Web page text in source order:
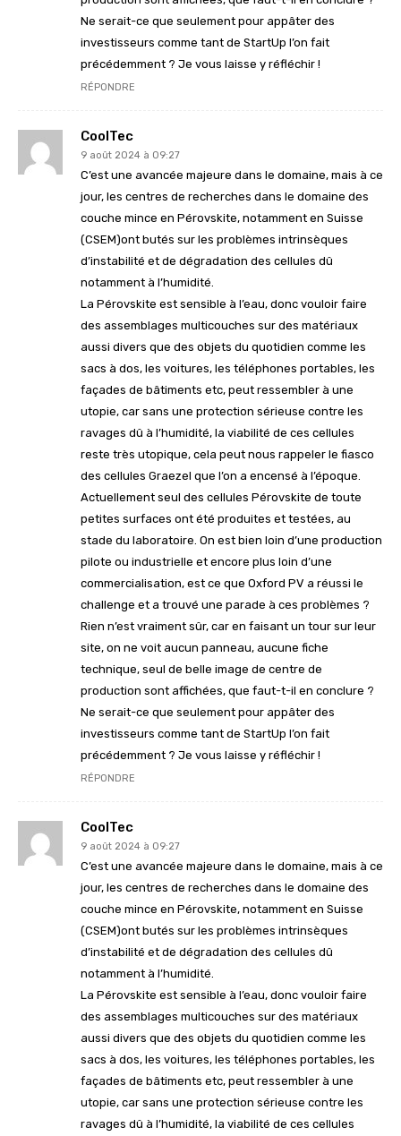
Ne serait-ce que seulement pour appâter des
investisseurs comme tant de StartUp l’on fait
précédemment ? Je vous laisse y réfléchir !
RÉPONDRE
CoolTec
9 août 2024 à 09:27
C’est une avancée majeure dans le domaine, mais à ce
jour, les centres de recherches dans le domaine des
couche mince en Pérovskite, notamment en Suisse
(CSEM)ont butés sur les problèmes intrinsèques
d’instabilité et de dégradation des cellules dû
notamment à l’humidité.
La Pérovskite est sensible à l’eau, donc vouloir faire
des assemblages multicouches sur des matériaux
aussi divers que des objets du quotidien comme les
sacs à dos, les voitures, les téléphones portables, les
façades de bâtiments etc, peut ressembler à une
utopie, car sans une protection sérieuse contre les
ravages dû à l’humidité, la viabilité de ces cellules
reste très utopique, cela peut nous rappeler le fiasco
des cellules Graezel que l’on a encensé à l’époque.
Actuellement seul des cellules Pérovskite de toute
petites surfaces ont été produites et testées, au
stade du laboratoire. On est bien loin d’une production
pilote ou industrielle et encore plus loin d’une
commercialisation, est ce que Oxford PV a réussi le
challenge et a trouvé une parade à ces problèmes ?
Rien n’est vraiment sûr, car en faisant un tour sur leur
site, on ne voit aucun panneau, aucune fiche
technique, seul de belle image de centre de
production sont affichées, que faut-t-il en conclure ?
Ne serait-ce que seulement pour appâter des
investisseurs comme tant de StartUp l’on fait
précédemment ? Je vous laisse y réfléchir !
RÉPONDRE
CoolTec
9 août 2024 à 09:27
C’est une avancée majeure dans le domaine, mais à ce
jour, les centres de recherches dans le domaine des
couche mince en Pérovskite, notamment en Suisse
(CSEM)ont butés sur les problèmes intrinsèques
d’instabilité et de dégradation des cellules dû
notamment à l’humidité.
La Pérovskite est sensible à l’eau, donc vouloir faire
des assemblages multicouches sur des matériaux
aussi divers que des objets du quotidien comme les
sacs à dos, les voitures, les téléphones portables, les
façades de bâtiments etc, peut ressembler à une
utopie, car sans une protection sérieuse contre les
ravages dû à l’humidité, la viabilité de ces cellules